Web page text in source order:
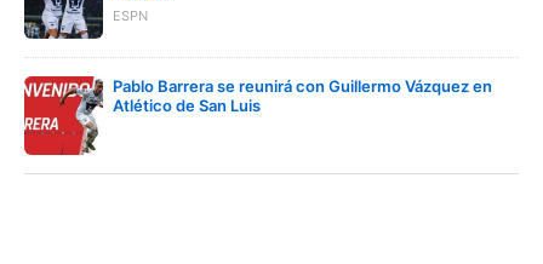
ESPN
Pablo Barrera se reunirá con Guillermo Vázquez en
Atlético de San Luis